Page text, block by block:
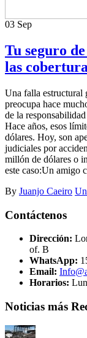
03 Sep
Tu seguro
las
Una falla estructural
preocupa hace
de la
Hace años, esos
dólares. Hoy, son
judiciales por
millón de dólares o
este caso:Un amigo
By Juanjo Caeiro
Contáctenos
Dirección:
of. B
WhatsApp:
Email:
Horarios:
Noticias más